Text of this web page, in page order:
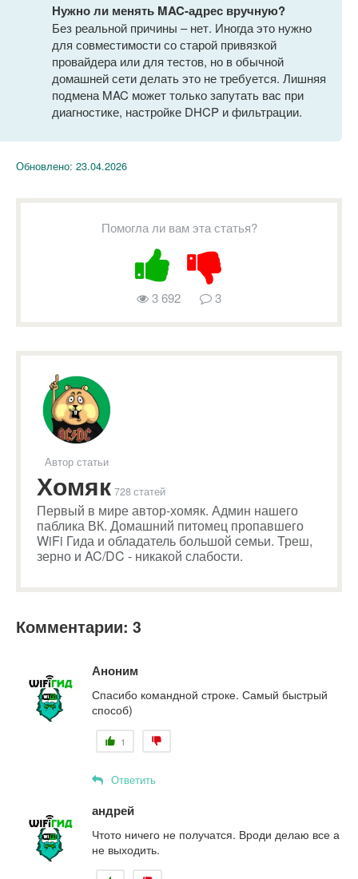
Нужно ли менять MAC-адрес вручную?
Без реальной причины – нет. Иногда это нужно
для совместимости со старой привязкой
провайдера или для тестов, но в обычной
домашней сети делать это не требуется. Лишняя
подмена MAC может только запутать вас при
диагностике, настройке DHCP и фильтрации.
Обновлено: 23.04.2026
Помогла ли вам эта статья?
3 692 3
Автор статьи
Хомяк 728 статей
Первый в мире автор-хомяк. Админ нашего
паблика ВК. Домашний питомец пропавшего
WiFi Гида и обладатель большой семьи. Треш,
зерно и AC/DC - никакой слабости.
Комментарии: 3
Аноним
Спасибо командной строке. Самый быстрый
способ)
1
Ответить
андрей
Чтото ничего не получатся. Вроди делаю все а
не выходить.